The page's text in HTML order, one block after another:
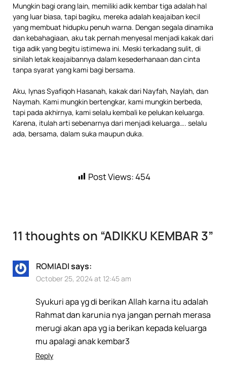
Mungkin bagi orang lain, memiliki adik kembar tiga adalah hal
yang luar biasa, tapi bagiku, mereka adalah keajaiban kecil
yang membuat hidupku penuh warna. Dengan segala dinamika
dan kebahagiaan, aku tak pernah menyesal menjadi kakak dari
tiga adik yang begitu istimewa ini. Meski terkadang sulit, di
sinilah letak keajaibannya dalam kesederhanaan dan cinta
tanpa syarat yang kami bagi bersama.
Aku, Iynas Syafiqoh Hasanah, kakak dari Nayfah, Naylah, dan
Naymah. Kami mungkin bertengkar, kami mungkin berbeda,
tapi pada akhirnya, kami selalu kembali ke pelukan keluarga.
Karena, itulah arti sebenarnya dari menjadi keluarga…. selalu
ada, bersama, dalam suka maupun duka.
Post Views:454
11 thoughts on “ADIKKU KEMBAR 3”
ROMIADIsays:
October 25, 2024 at 12:45 am
Syukuri apa yg di berikan Allah karna itu adalah
Rahmat dan karunia nya jangan pernah merasa
merugi akan apa yg ia berikan kepada keluarga
mu apalagi anak kembar3
Reply